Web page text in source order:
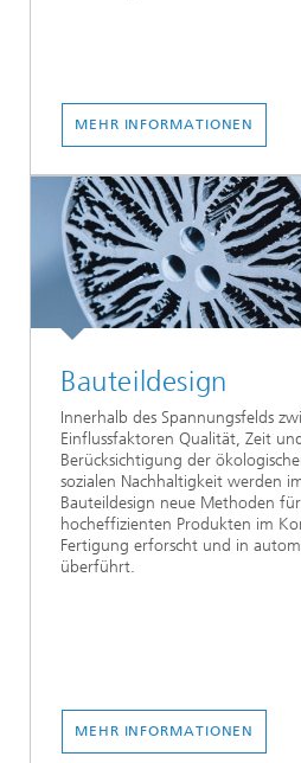
MEHR INFORMATIONEN
Bauteildesign
Innerhalb des Spannungsfelds
Einflussfaktoren Qualität, Zeit
Berücksichtigung der
sozialen Nachhaltigkeit werden
Bauteildesign neue Methoden
hocheffizienten Produkten im
Fertigung erforscht und in
überführt.
MEHR INFORMATIONEN